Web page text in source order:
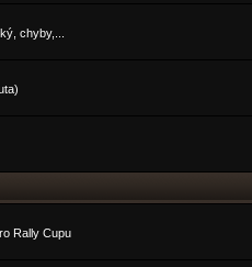
chyby,...
Rally Cupu